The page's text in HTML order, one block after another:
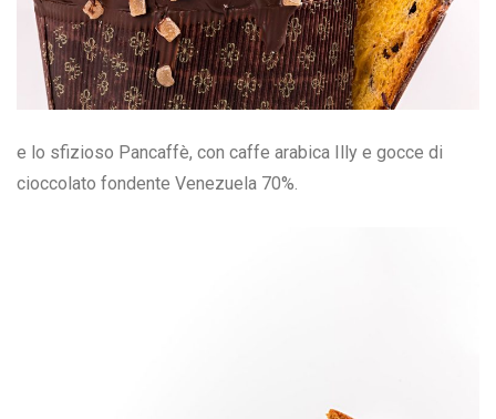
e lo sfizioso Pancaffè, con caffe arabica Illy e gocce di
cioccolato fondente Venezuela 70%.